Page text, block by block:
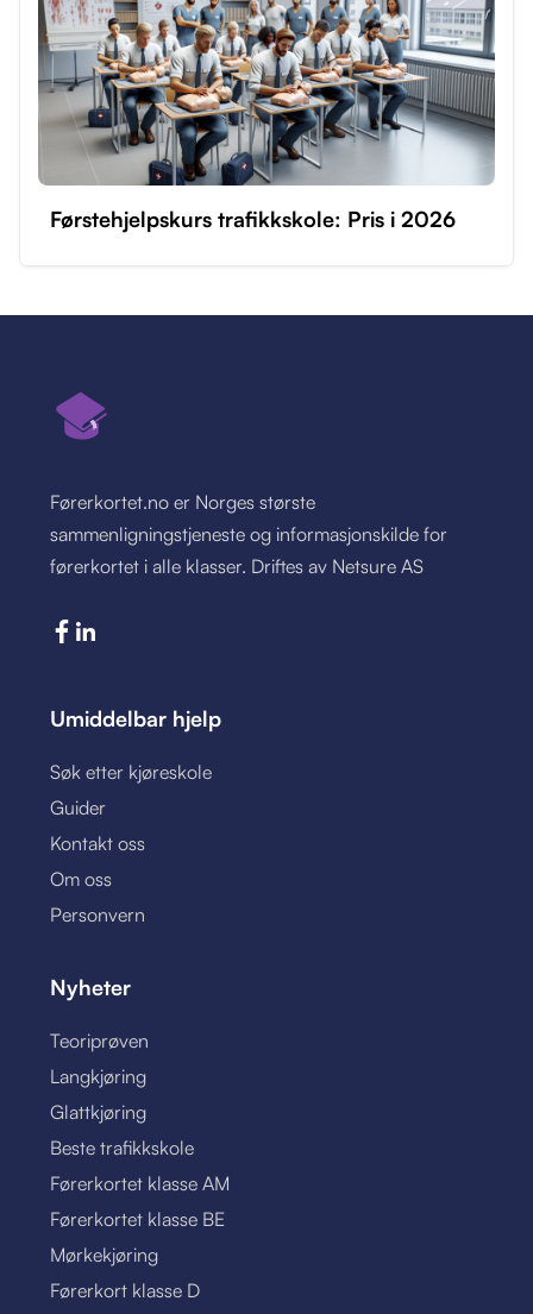
Førstehjelpskurs trafikkskole: Pris i 2026
Førerkortet.no er Norges største
sammenligningstjeneste og informasjonskilde for
førerkortet i alle klasser. Driftes av Netsure AS
Umiddelbar hjelp
Søk etter kjøreskole
Guider
Kontakt oss
Om oss
Personvern
Nyheter
Teoriprøven
Langkjøring
Glattkjøring
Beste trafikkskole
Førerkortet klasse AM
Førerkortet klasse BE
Mørkekjøring
Førerkort klasse D